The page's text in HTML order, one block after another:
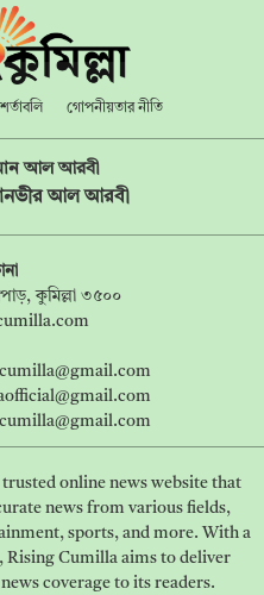
গোপনীয়তার নীতি
আল আরবী
আল আরবী
কুমিল্লা ৩৫০০
trusted online news website that
news from various fields,
sports, and more. With a
Rising Cumilla aims to deliver
coverage to its readers.